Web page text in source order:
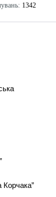
1342
Корчака”